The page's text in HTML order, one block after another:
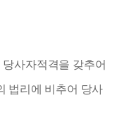
사자적격을 갖추어
법리에 비추어 당사